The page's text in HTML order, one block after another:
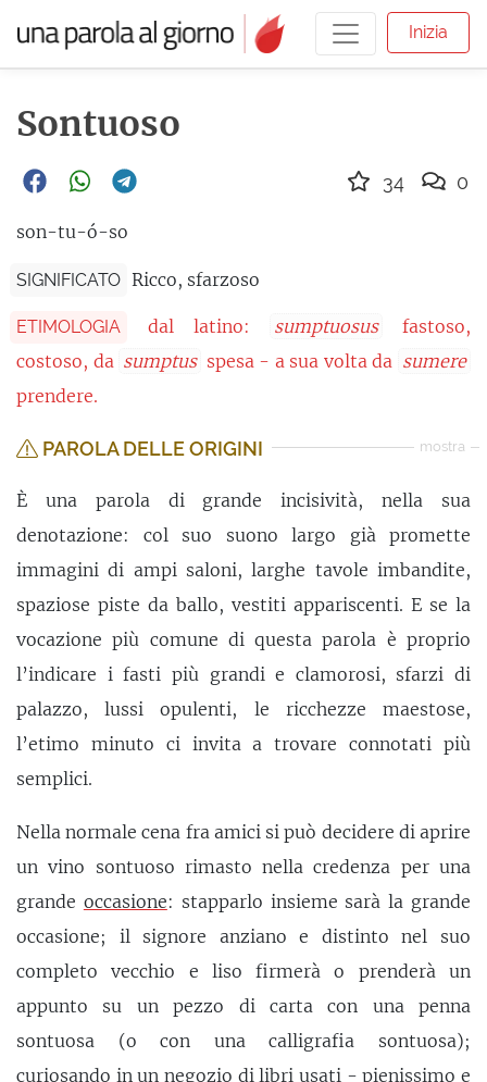
Inizia
Sontuoso
son-tu-ó-so
SIGNIFICATO Ricco, sfarzoso
ETIMOLOGIA dal latino: sumptuosus
fastoso,
costoso, da sumptus spesa - a sua volta da sumere
prendere.
PAROLA DELLE ORIGINI mostra
È una parola di grande incisività, nella sua
denotazione: col suo suono largo già promette
immagini di ampi saloni, larghe tavole imbandite,
spaziose piste da ballo, vestiti appariscenti. E se la
vocazione più comune di questa parola è proprio
l’indicare i fasti più grandi e clamorosi, sfarzi di
palazzo, lussi opulenti, le ricchezze maestose,
l’etimo minuto ci invita a trovare connotati più
semplici.
Nella normale cena fra amici si può decidere di aprire
un vino sontuoso rimasto nella credenza per una
grande occasione: stapparlo insieme sarà la grande
occasione; il signore anziano e distinto nel suo
completo vecchio e liso firmerà o prenderà un
appunto su un pezzo di carta con una penna
sontuosa (o con una calligrafia sontuosa);
curiosando in un negozio di libri usati - pienissimo e
34 0